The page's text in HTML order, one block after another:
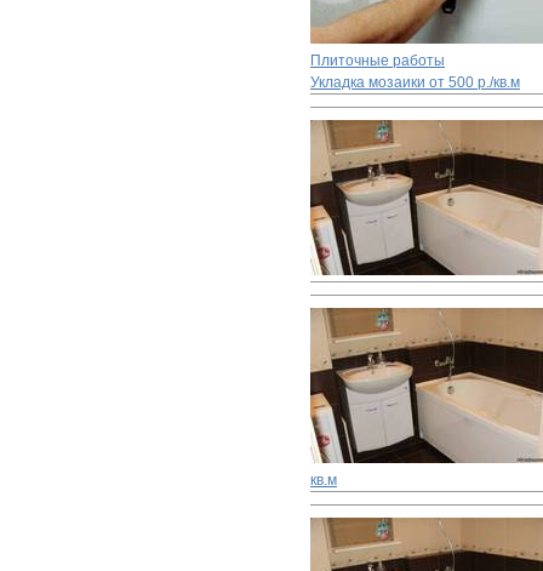
Плиточные работы
Укладка мозаики от 500 р./кв.м
кв.м